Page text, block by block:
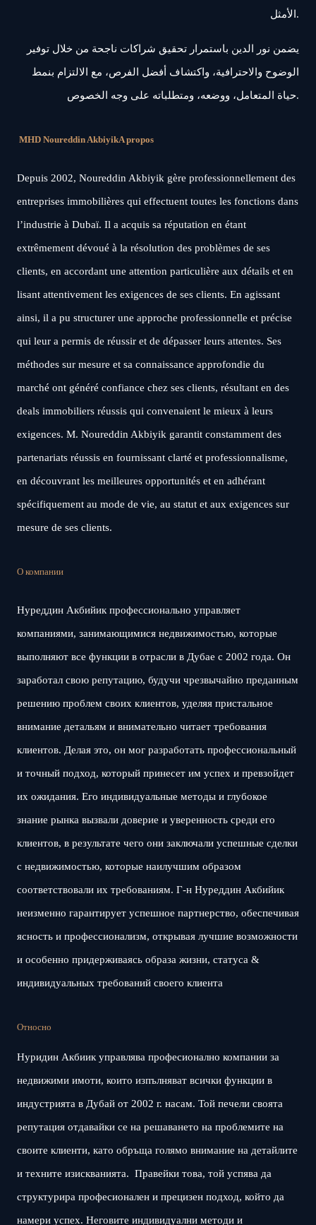
الأمثل.
يضمن نور الدين باستمرار تحقيق شراكات ناجحة من خلال توفير
الوضوح والاحترافية، واكتشاف أفضل الفرص، مع الالتزام بنمط
حياة المتعامل، ووضعه، ومتطلباته على وجه الخصوص.
MHD Noureddin AkbiyikA propos
Depuis 2002, Noureddin Akbiyik gère professionnellement des
entreprises immobilières qui effectuent toutes les fonctions dans
l’industrie à Dubaï. Il a acquis sa réputation en étant
extrêmement dévoué à la résolution des problèmes de ses
clients, en accordant une attention particulière aux détails et en
lisant attentivement les exigences de ses clients. En agissant
ainsi, il a pu structurer une approche professionnelle et précise
qui leur a permis de réussir et de dépasser leurs attentes. Ses
méthodes sur mesure et sa connaissance approfondie du
marché ont généré confiance chez ses clients, résultant en des
deals immobiliers réussis qui convenaient le mieux à leurs
exigences. M. Noureddin Akbiyik garantit constamment des
partenariats réussis en fournissant clarté et professionnalisme,
en découvrant les meilleures opportunités et en adhérant
spécifiquement au mode de vie, au statut et aux exigences sur
mesure de ses clients.
О компании
Нуреддин Акбийик профессионально управляет
компаниями, занимающимися недвижимостью, которые
выполняют все функции в отрасли в Дубае с 2002 года. Он
заработал свою репутацию, будучи чрезвычайно преданным
решению проблем своих клиентов, уделяя пристальное
внимание детальям и внимательно читает требования
клиентов. Делая это, он мог разработать профессиональный
и точный подход, который принесет им успех и превзойдет
их ожидания. Его индивидуальные методы и глубокое
знание рынка вызвали доверие и уверенность среди его
клиентов, в результате чего они заключали успешные сделки
с недвижимостью, которые наилучшим образом
соответствовали их требованиям. Г-н Нуреддин Акбийик
неизменно гарантирует успешное партнерство, обеспечивая
ясность и профессионализм, открывая лучшие возможности
и особенно придерживаясь образа жизни, статуса &
индивидуальных требований своего клиента
Относно
Нуридин Акбиик управлява професионално компании за
недвижими имоти, които изпълняват всички функции в
индустрията в Дубай от 2002 г. насам. Той печели своята
репутация отдавайки се на решаването на проблемите на
своите клиенти, като обръща голямо внимание на детайлите
и техните изискванията. Правейки това, той успява да
структурира професионален и прецизен подход, който да
намери успех. Неговите индивидуални методи и